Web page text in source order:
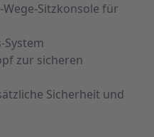
Sitzkonsole für
System
zur sicheren
Sicherheit und